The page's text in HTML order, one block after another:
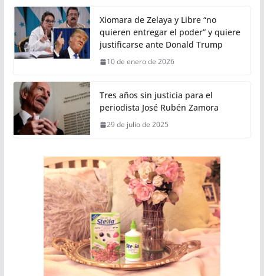
Xiomara de Zelaya y Libre “no
quieren entregar el poder” y quiere
justificarse ante Donald Trump
10 de enero de 2026
Tres años sin justicia para el
periodista José Rubén Zamora
29 de julio de 2025